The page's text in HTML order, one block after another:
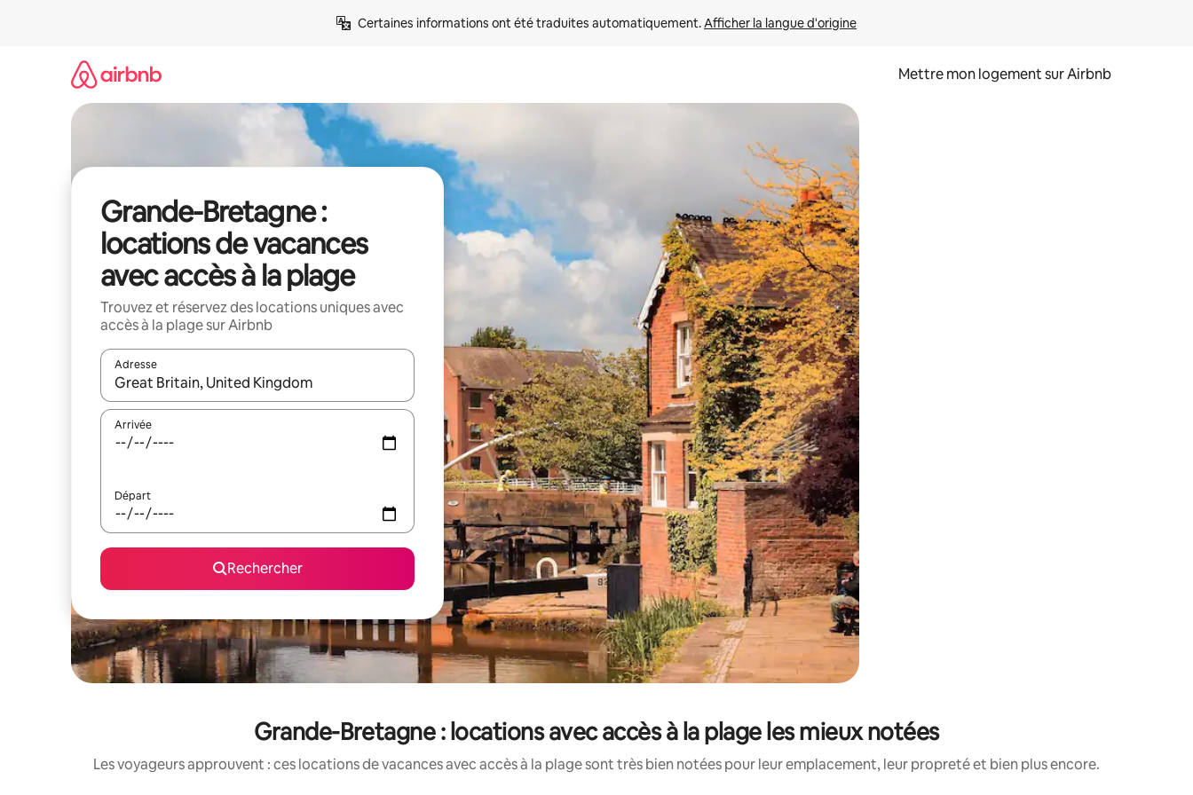
Certaines informations ont été traduites automatiquement. Afficher la langue d'origine
Mettre mon logement sur Airbnb
Grande-Bretagne :
locations de vacances
avec accès à la plage
Trouvez et réservez des locations uniques avec
accès à la plage sur Airbnb
Adresse
Lorsque les résultats s'affichent, utilisez les flèches vers le haut et vers le bas pour les parcourir ou en appuyant et en faisant glisser.
Arrivée
Départ
Rechercher
Grande-Bretagne : locations avec accès à la plage les mieux notées
Les voyageurs approuvent : ces locations de vacances avec accès à la plage sont très bien notées pour leur emplacement, leur propreté et bien plus encore.